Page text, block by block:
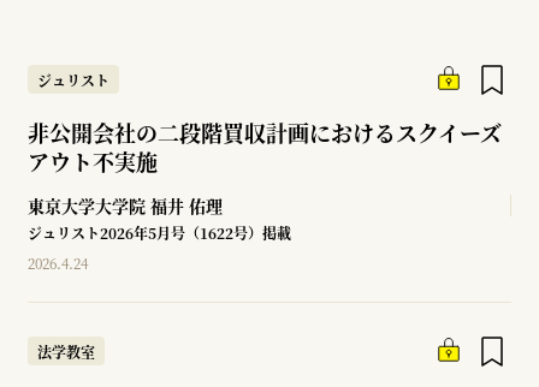
ジュリスト
非公開会社の二段階買収計画におけるスクイーズ
アウト不実施
東京大学大学院 福井 佑理
ジュリスト2026年5月号（1622号）掲載
2026.4.24
法学教室